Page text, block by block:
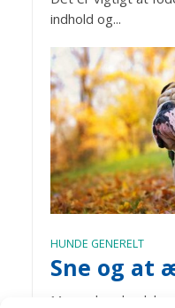
indhold og...
HUNDE GENERELT
Sne og at
Mange hunde